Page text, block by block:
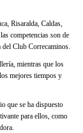
Risaralda, Caldas,
competencias son de
del Club Correcaminos.
mientras que los
mejores tiempos y
que se ha dispuesto
para ellos, como